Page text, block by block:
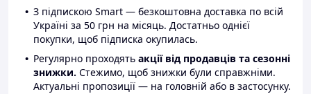
З підпискою Smart — безкоштовна доставка по всій
Україні за 50 грн на місяць. Достатньо однієї
покупки, щоб підписка окупилась.
Регулярно проходять акції від продавців та сезонні
знижки. Стежимо, щоб знижки були справжніми.
Актуальні пропозиції — на головній або в застосунку.